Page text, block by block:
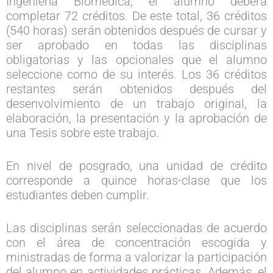
completar 72 créditos. De este total, 36 créditos
(540 horas) serán obtenidos después de cursar y
ser aprobado en todas las disciplinas
obligatorias y las opcionales que el alumno
seleccione como de su interés. Los 36 créditos
restantes serán obtenidos después del
desenvolvimiento de un trabajo original, la
elaboración, la presentación y la aprobación de
una Tesis sobre este trabajo.
En nivel de posgrado, una unidad de crédito
corresponde a quince horas-clase que los
estudiantes deben cumplir.
Las disciplinas serán seleccionadas de acuerdo
con el área de concentración escogida y
ministradas de forma a valorizar la participación